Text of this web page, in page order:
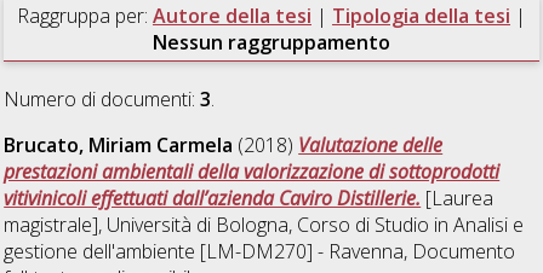
Raggruppa per: Autore della tesi | Tipologia della tesi |
Nessun raggruppamento
Numero di documenti:3.
Brucato, Miriam Carmela (2018) Valutazione delle
prestazioni ambientali della valorizzazione di sottoprodotti
vitivinicoli effettuati dall’azienda Caviro Distillerie. [Laurea
magistrale], Università di Bologna, Corso di Studio inAnalisi e
gestione dell'ambiente [LM-DM270] - Ravenna, Documento